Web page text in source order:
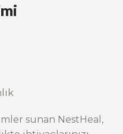
sunan NestHeal,